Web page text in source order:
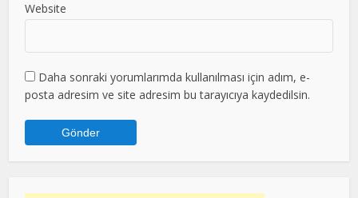
Website
Daha sonraki yorumlarımda kullanılması için adım, e-
posta adresim ve site adresim bu tarayıcıya kaydedilsin.